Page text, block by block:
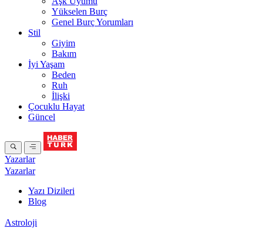
Yükselen Burç
Genel Burç Yorumları
Stil
Giyim
Bakım
İyi Yaşam
Beden
Ruh
İlişki
Çocuklu Hayat
Güncel
Yazarlar
Yazarlar
Yazı Dizileri
Blog
Astroloji